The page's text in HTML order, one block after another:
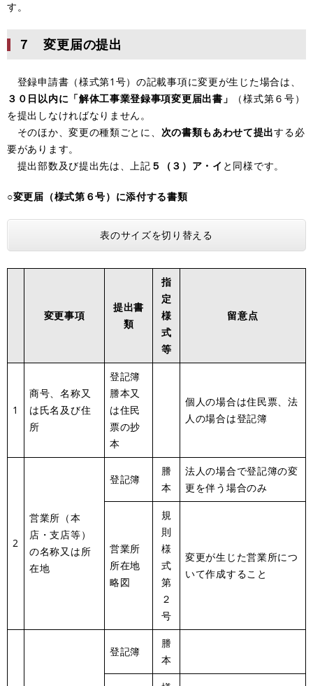
す。
７ 変更届の提出
登録申請書（様式第1号）の記載事項に変更が生じた場合は、
３０日以内に「解体工事業登録事項変更届出書」
（様式第６号）
を提出しなければなりません。
そのほか、変更の種類ごとに、 次の書類もあわせて提出する必
要があります。
提出部数及び提出先は、上記 ５（３）ア・イ と同様です。
○変更届（様式第６号）に添付する書類
表のサイズを切り替える
変更事項
提出書
類
指
定
様
式
等
留意点
1
商号、名称又
は氏名及び住
所
登記簿
謄本又
は住民
票の抄
本
個人の場合は住民票、法
人の場合は登記簿
2
営業所（本
店・支店等）
の名称又は所
在地
登記簿
謄
本
法人の場合で登記簿の変
更を伴う場合のみ
営業所
所在地
略図
規
則
様
式
第
２
号
変更が生じた営業所につ
いて作成すること
登記簿
謄
本